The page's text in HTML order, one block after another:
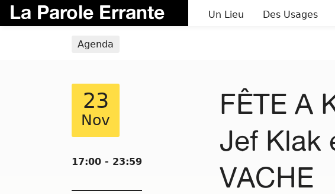
La Parole Errante Un Lieu Des Usages
Agenda
FÊTE A
Jef Klak
VACHE
23
Nov
17:00 - 23:59